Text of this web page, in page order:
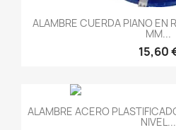
ALAMBRE CUERDA PIANO EN
MM...
15,60
ALAMBRE ACERO
NIVEL...